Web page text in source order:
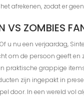
afrekenen, zodat er
VS ZOMBIES
u nu een verjaardag,
om de persoon geeft
praktische grappige
zijn ingepakt in
door. In een wereld vol